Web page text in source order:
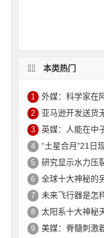
本类热门
1 外媒：科学家在阿米什人
2 亚马逊开发送货无人
3 英媒：人能在中子
4 “土星合月”21日
5 研究显示水力压裂法
6 全球十大神秘的另类自然
7 未来飞行器是怎样的？
8 太阳系十大神秘
9 美媒：脊髓刺激